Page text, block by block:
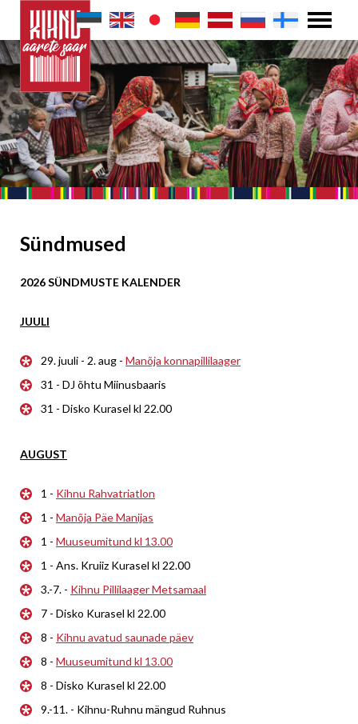
Sündmused
2026 SÜNDMUSTE KALENDER
JUULI
29. juuli - 2. aug - Manõja konnapillilaager
31 - DJ õhtu Miinusbaaris
31 - Disko Kurasel kl 22.00
AUGUST
1 - Kihnu Rahvatriatlon
1 - Manõja Päe Manijas
1 - Muuseumitund kl 13.00
1 - Ans. Kruiiz Kurasel kl 22.00
3.-7. - Kihnu Pillilaager Metsamaal
7 - Disko Kurasel kl 22.00
8 - Kihnu avatud saunade päev
8 - Muuseumitund kl 13.00
8 - Disko Kurasel kl 22.00
9.-11. - Kihnu-Ruhnu mängud Ruhnus